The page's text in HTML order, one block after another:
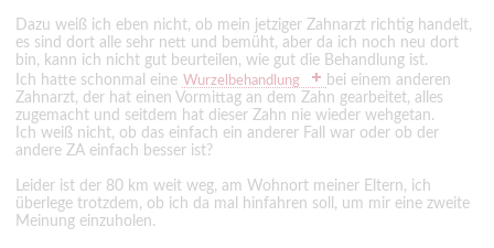
Dazu weiß ich eben nicht, ob mein jetziger Zahnarzt richtig handelt,
es sind dort alle sehr nett und bemüht, aber da ich noch neu dort
bin, kann ich nicht gut beurteilen, wie gut die Behandlung ist.
Ich hatte schonmal eine Wurzelbehandlung
bei einem anderen
Zahnarzt, der hat einen Vormittag an dem Zahn gearbeitet, alles
zugemacht und seitdem hat dieser Zahn nie wieder wehgetan.
Ich weiß nicht, ob das einfach ein anderer Fall war oder ob der
andere ZA einfach besser ist?
Leider ist der 80 km weit weg, am Wohnort meiner Eltern, ich
überlege trotzdem, ob ich da mal hinfahren soll, um mir eine zweite
Meinung einzuholen.